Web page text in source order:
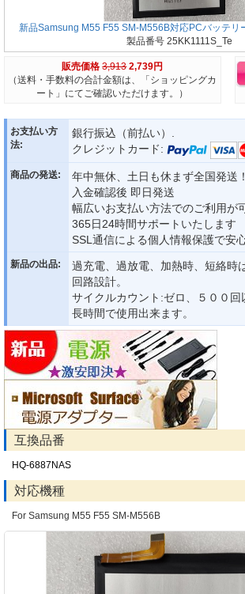
新品Samsung M55 F55 SM-M556B対応PCバッテリ
製品番号 25KK1111S_Te
販売価格 3,913 2,739円
（送料・手数料の合計金額は、「ショッピングカ
ート」にてご確認いただけます。）
お支払い方
法:
銀行振込（前払い）.
クレジットカード:
商品の発送:
年中無休、土日も休まず全国発送！
入金確認後 即日発送
幅広いお支払い方法でのご利用が
365日24時間サポートいたします
SSL通信による個人情報保護で安
新品の出品:
過充電、過放電、加熱時、短絡時
回路設計。
サイクルカウント:ゼロ、５００回
長時間で使用出来ます。
互換品番
HQ-6887NAS
対応機種
For Samsung M55 F55 SM-M556B